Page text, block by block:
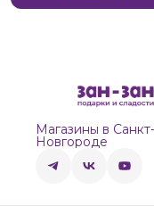
Магазины в
Новгороде